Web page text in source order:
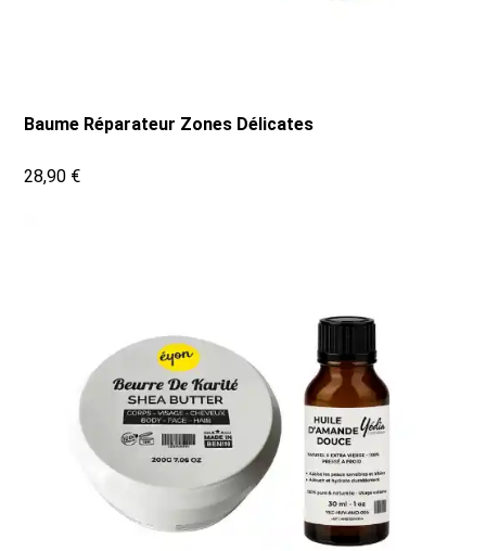
Baume Réparateur Zones Délicates
28,90 €